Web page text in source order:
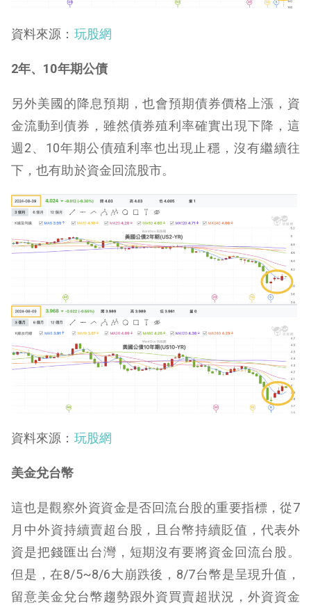
資料來源： 玩股網
2年、10年期公債
另外美國的降息預期，也會預期債券價格上漲，資
金流動到債券，雖然債券殖利率確實出現下降，這
週2、10年期公債殖利率也出現止穩，沒有繼續往
下，也有助於資金回流股市。
資料來源： 玩股網
美金兌台幣
這也是觀察外資資金是否回流台股的重要指標，從7
月中外資持續賣超台股，且台幣持續貶值，代表外
資是把錢匯出台灣，短期沒有要將資金回流台股。
但是，在8/5~8/6大崩跌後，8/7台幣是呈現升值，
留意美金兌台幣趨勢跟外資買賣超狀況，外資資金